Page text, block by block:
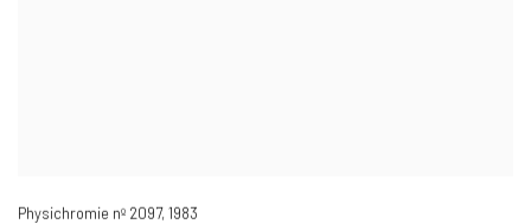
Physichromie nº 2097, 1983